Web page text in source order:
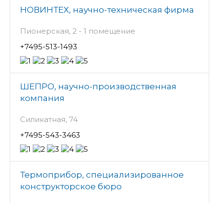
НОВИНТЕХ, научно-техническая фирма
Пионерская, 2 - 1 помещение
+7495-513-1493
ШЕПРО, научно-производственная
компания
Силикатная, 74
+7495-543-3463
Термоприбор, специализированное
конструкторское бюро